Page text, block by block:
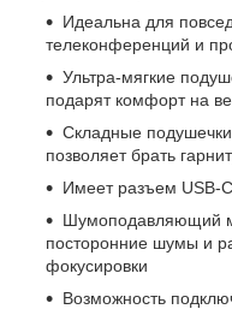
Идеальна для
телеконференций и
Ультра-мягкие
подарят комфорт на
Складные
позволяет брать
Имеет разъем USB-C
Шумоподавляющий
посторонние шумы и
фокусировки
Возможность